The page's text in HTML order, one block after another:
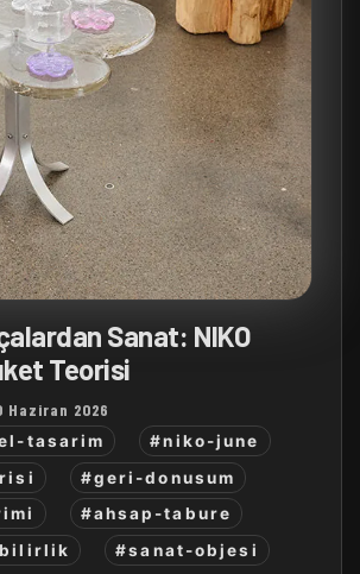
Sanat: NIKO
Teorisi
Haziran 2026
tasarim
#niko-june
#geri-donusum
#ahsap-tabure
#sanat-objesi